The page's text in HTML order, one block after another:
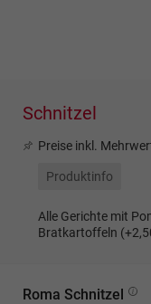
Schnitzel
Preise inkl.
Produktinfo
Alle Gerichte mit
Bratkartoffeln
Roma Schnitzel